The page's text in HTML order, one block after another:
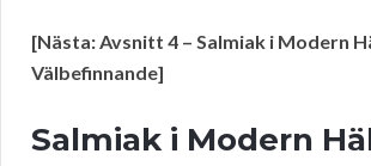
[Nästa: Avsnitt 4 – Salmiak i Modern
Välbefinnande]
Salmiak i Modern